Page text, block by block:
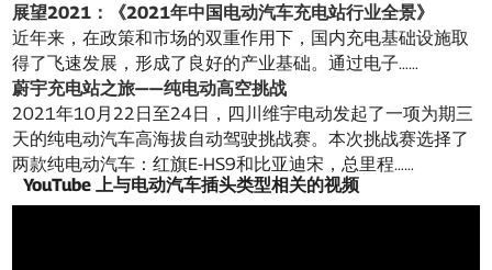
展望2021：《2021年中国电动汽车充电站行业全景》
近年来，在政策和市场的双重作用下，国内充电基础设施取
得了飞速发展，形成了良好的产业基础。通过电子……
蔚宇充电站之旅——纯电动高空挑战
2021年10月22日至24日，四川维宇电动发起了一项为期三
天的纯电动汽车高海拔自动驾驶挑战赛。本次挑战赛选择了
两款纯电动汽车：红旗E-HS9和比亚迪宋，总里程……
YouTube 上与电动汽车插头类型相关的视频